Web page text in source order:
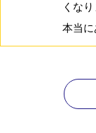
くなり
本当に